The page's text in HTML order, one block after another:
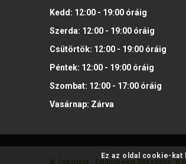
Kedd: 12:00 - 19:00óráig
Szerda: 12:00 - 19:00óráig
Csütörtök: 12:00 - 19:00óráig
Péntek: 12:00 - 19:00óráig
Szombat: 12:00 - 17:00óráig
Vasárnap: Zárva
© Copyright - Fatumjewels Készítette:
Ez az oldal cookie-